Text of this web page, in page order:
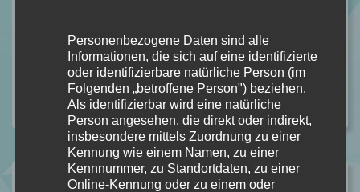
#NEWADULT #SARINABOWEN #THEIVYYEARS
Kategorie:ALLGEMEIN,REZENSION Kommentare: 0
Ähnliche Beiträge
Personenbezogene Daten sind alle
Informationen, die sich auf eine identifizierte
oder identifizierbare natürliche Person (im
Folgenden „betroffene Person") beziehen.
Als identifizierbar wird eine natürliche
Person angesehen, die direkt oder indirekt,
insbesondere mittels Zuordnung zu einer
Kennung wie einem Namen, zu einer
Kennnummer, zu Standortdaten, zu einer
Online-Kennung oder zu einem oder